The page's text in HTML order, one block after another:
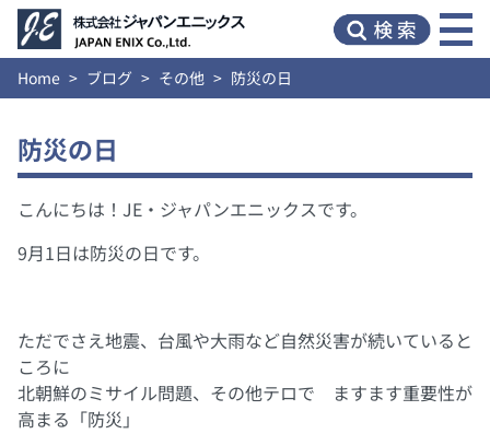
Home ブログ その他 防災の日
防災の日
こんにちは！JE・ジャパンエニックスです。
9月1日は防災の日です。
ただでさえ地震、台風や大雨など自然災害が続いていると
ころに
北朝鮮のミサイル問題、その他テロで ますます重要性が
高まる「防災」